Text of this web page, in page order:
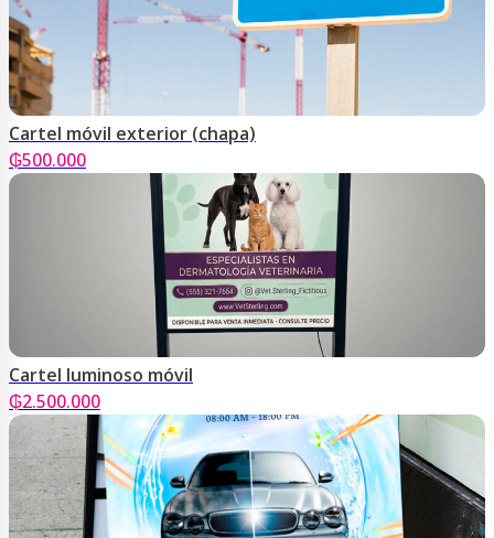
Cartel móvil exterior (chapa)
₲500.000
Cartel luminoso móvil
₲2.500.000